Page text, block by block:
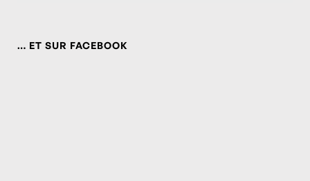
… ET SUR FACEBOOK